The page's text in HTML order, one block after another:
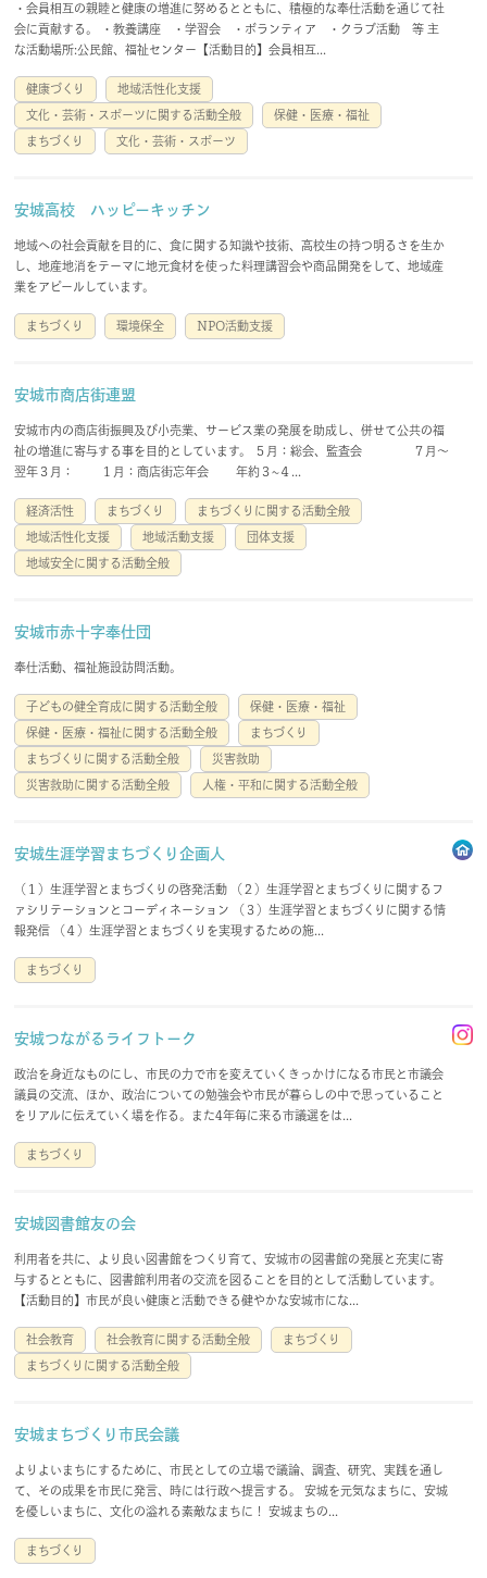
・会員相互の親睦と健康の増進に努めるとともに、積極的な奉仕活動を通じて社
会に貢献する。 ・教養講座 ・学習会 ・ボランティア ・クラブ活動 等 主
な活動場所:公民館、福祉センター【活動目的】会員相互...
健康づくり 地域活性化支援
文化・芸術・スポーツに関する活動全般 保健・医療・福祉
まちづくり 文化・芸術・スポーツ
安城高校 ハッピーキッチン
地域への社会貢献を目的に、食に関する知識や技術、高校生の持つ明るさを生か
し、地産地消をテーマに地元食材を使った料理講習会や商品開発をして、地域産
業をアピールしています。
まちづくり 環境保全 NPO活動支援
安城市商店街連盟
安城市内の商店街振興及び小売業、サービス業の発展を助成し、併せて公共の福
祉の増進に寄与する事を目的としています。 ５月：総会、監査会 ７月～
翌年３月： １月：商店街忘年会 年約３~４...
経済活性 まちづくり まちづくりに関する活動全般
地域活性化支援 地域活動支援 団体支援
地域安全に関する活動全般
安城市赤十字奉仕団
奉仕活動、福祉施設訪問活動。
子どもの健全育成に関する活動全般 保健・医療・福祉
保健・医療・福祉に関する活動全般 まちづくり
まちづくりに関する活動全般 災害救助
災害救助に関する活動全般 人権・平和に関する活動全般
安城生涯学習まちづくり企画人
（１）生涯学習とまちづくりの啓発活動 （２）生涯学習とまちづくりに関するフ
ァシリテーションとコーディネーション （３）生涯学習とまちづくりに関する情
報発信 （４）生涯学習とまちづくりを実現するための施...
まちづくり
安城つながるライフトーク
政治を身近なものにし、市民の力で市を変えていくきっかけになる市民と市議会
議員の交流、ほか、政治についての勉強会や市民が暮らしの中で思っていること
をリアルに伝えていく場を作る。また4年毎に来る市議選をは...
まちづくり
安城図書館友の会
利用者を共に、より良い図書館をつくり育て、安城市の図書館の発展と充実に寄
与するとともに、図書館利用者の交流を図ることを目的として活動しています。
【活動目的】市民が良い健康と活動できる健やかな安城市にな...
社会教育 社会教育に関する活動全般 まちづくり
まちづくりに関する活動全般
安城まちづくり市民会議
よりよいまちにするために、市民としての立場で議論、調査、研究、実践を通し
て、その成果を市民に発言、時には行政へ提言する。 安城を元気なまちに、安城
を優しいまちに、文化の溢れる素敵なまちに！ 安城まちの...
まちづくり